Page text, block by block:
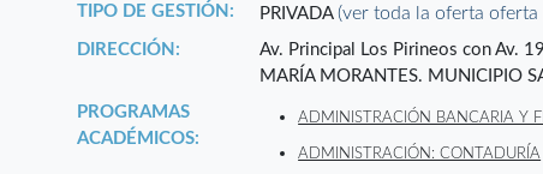
TIPO DE GESTIÓN:
PRIVADA(ver toda la oferta oferta
DIRECCIÓN:
Av. Principal Los Pirineos con Av.
MARÍA MORANTES. MUNICIPIO
PROGRAMAS
ACADÉMICOS:
ADMINISTRACIÓN BANCARIA Y
ADMINISTRACIÓN: CONTADURÍA